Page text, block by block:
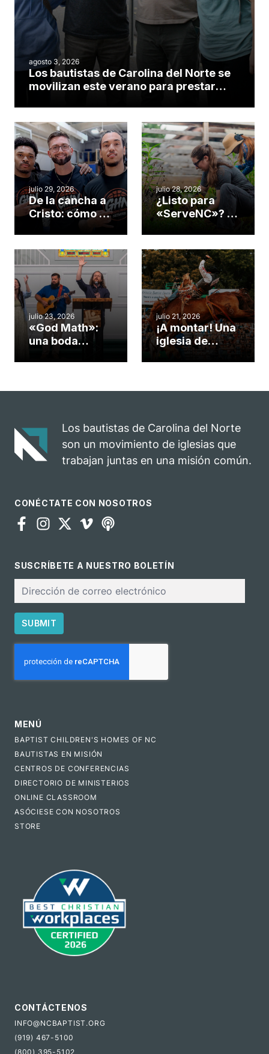
agosto 3, 2026
Los bautistas de Carolina del Norte se
movilizan este verano para prestar
julio 29, 2026
De la cancha a
Cristo: cómo el
gimnasio de
Cary se
convirtió en un
insólito campo
misionero te
cuento
julio 28, 2026
¿Listo para
«ServeNC»? 4
obra de Dios
durante la
Semana
ServeNC
julio 23, 2026
«God Math»:
una boda
celebra el
julio 21, 2026
¡A montar! Una
iglesia de
rodeo anual en
para el
ministerio
Los bautistas de Carolina del Norte
son un movimiento de iglesias que
trabajan juntas en una misión común.
CONÉCTATE CON NOSOTROS
SUSCRÍBETE A NUESTRO BOLETÍN
electrónico
SUBMIT
MENÚ
BAPTIST CHILDREN'S HOMES OF NC
BAUTISTAS EN MISIÓN
CENTROS DE CONFERENCIAS
DIRECTORIO DE MINISTERIOS
ONLINE CLASSROOM
ASÓCIESE CON NOSOTROS
STORE
CONTÁCTENOS
INFO@NCBAPTIST.ORG
(919) 467-5100
(800) 395-5102